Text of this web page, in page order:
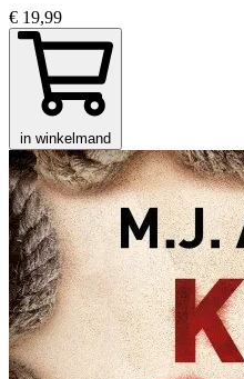
€ 19,99
in winkelmand